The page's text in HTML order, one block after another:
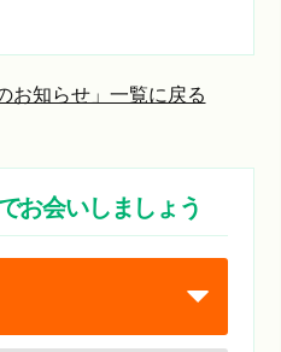
お知らせ」一覧に戻る
お会いしましょう